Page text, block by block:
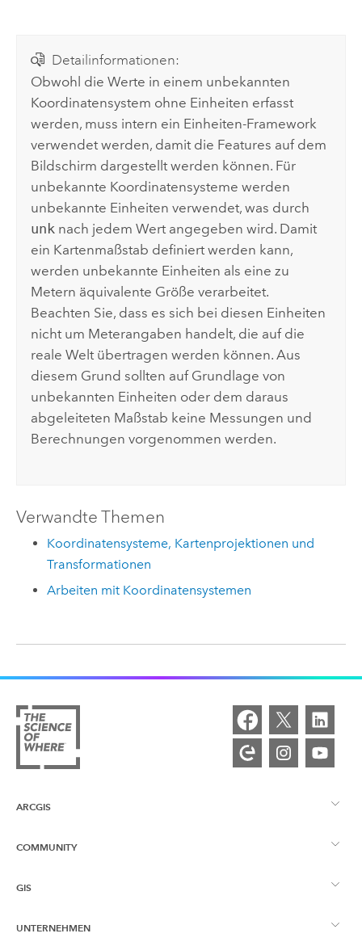
Detailinformationen:
Obwohl die Werte in einem unbekannten
Koordinatensystem ohne Einheiten erfasst
werden, muss intern ein Einheiten-Framework
verwendet werden, damit die Features auf dem
Bildschirm dargestellt werden können. Für
unbekannte Koordinatensysteme werden
unbekannte Einheiten verwendet, was durch
unk nach jedem Wert angegeben wird. Damit
ein Kartenmaßstab definiert werden kann,
werden unbekannte Einheiten als eine zu
Metern äquivalente Größe verarbeitet.
Beachten Sie, dass es sich bei diesen Einheiten
nicht um Meterangaben handelt, die auf die
reale Welt übertragen werden können. Aus
diesem Grund sollten auf Grundlage von
unbekannten Einheiten oder dem daraus
abgeleiteten Maßstab keine Messungen und
Berechnungen vorgenommen werden.
Verwandte Themen
Koordinatensysteme, Kartenprojektionen und
Transformationen
Arbeiten mit Koordinatensystemen
ARCGIS
ArcGIS – Überblick
COMMUNITY
Esri Community
GIS
Was ist GIS?
UNTERNEHMEN